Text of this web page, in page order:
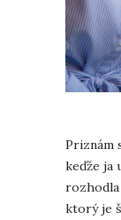
Priznám
keďže ja
ktorý je